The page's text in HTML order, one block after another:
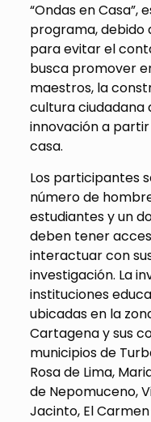
“Ondas en Casa”,
programa, debido
para evitar el
busca promover
maestros, la
cultura ciudadana
innovación a
casa.
Los participantes
número de
estudiantes y un
deben tener
interactuar con
investigación. La
instituciones
ubicadas en la
Cartagena y sus
municipios de
Rosa de Lima,
de Nepomuceno,
Jacinto, El